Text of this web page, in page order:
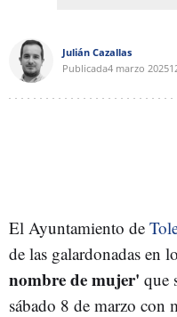
Julián Cazallas
Publicada4 marzo 2025
El Ayuntamiento de
de las galardonadas en
nombre de mujer' que
sábado 8 de marzo